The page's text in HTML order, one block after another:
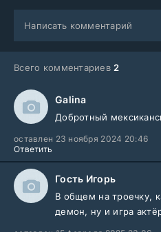
Написать комментарий
Всего комментариев 2
Galina
Добротный
оставлен 23 ноября 2024 20:46
Ответить
Гость Игорь
В общем на троечку,
демон, ну и игра